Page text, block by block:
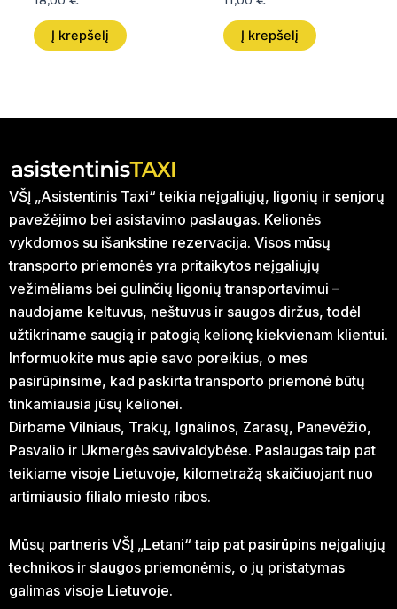
Į krepšelį Į krepšelį
VŠĮ „Asistentinis Taxi“ teikia neįgaliųjų, ligonių ir senjorų
pavežėjimo bei asistavimo paslaugas. Kelionės
vykdomos su išankstine rezervacija. Visos mūsų
transporto priemonės yra pritaikytos neįgaliųjų
vežimėliams bei gulinčių ligonių transportavimui –
naudojame keltuvus, neštuvus ir saugos diržus, todėl
užtikriname saugią ir patogią kelionę kiekvienam klientui.
Informuokite mus apie savo poreikius, o mes
pasirūpinsime, kad paskirta transporto priemonė būtų
tinkamiausia jūsų kelionei.
Dirbame Vilniaus, Trakų, Ignalinos, Zarasų, Panevėžio,
Pasvalio ir Ukmergės savivaldybėse. Paslaugas taip pat
teikiame visoje Lietuvoje, kilometražą skaičiuojant nuo
artimiausio filialo miesto ribos.
Mūsų partneris VŠĮ „Letani“ taip pat pasirūpins neįgaliųjų
technikos ir slaugos priemonėmis, o jų pristatymas
galimas visoje Lietuvoje.